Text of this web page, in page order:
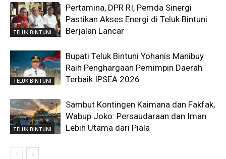
TELUK BINTUNI
Pertamina, DPR RI, Pemda Sinergi
Pastikan Akses Energi di Teluk Bintuni
Berjalan Lancar
TELUK BINTUNI
Bupati Teluk Bintuni Yohanis Manibuy
Raih Penghargaan Pemimpin Daerah
Terbaik IPSEA 2026
TELUK BINTUNI
Sambut Kontingen Kaimana dan Fakfak,
Wabup Joko: Persaudaraan dan Iman
Lebih Utama dari Piala